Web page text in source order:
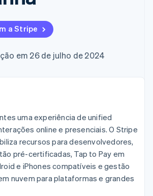
Recognition
contábil
Stripe Sigma
Relatórios
Data Pipeline
de dados
Plataformas
SaaS
setor
Jogos
viagens
lazer
Mídia e entretenimento
sem fins
assinaturas
uso
Emita cartões
Provisione e gerencie
Recursos
de
de códigos
Blog de
da API
anual das
Carreiras
de imprensa
com a equipe de
um parceiro
a Stripe
em 26 de julho de 2024
uma experiência de unified
online e presenciais. O Stripe
recursos para desenvolvedores,
pré-certificadas, Tap to Pay em
e iPhones compatíveis e gestão
nuvem para plataformas e grandes